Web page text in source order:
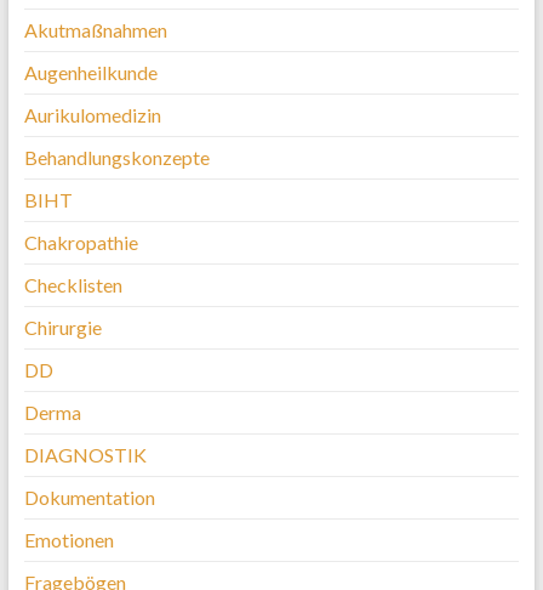
Akutmaßnahmen
Augenheilkunde
Aurikulomedizin
Behandlungskonzepte
BIHT
Chakropathie
Checklisten
Chirurgie
DD
Derma
DIAGNOSTIK
Dokumentation
Emotionen
Fragebögen